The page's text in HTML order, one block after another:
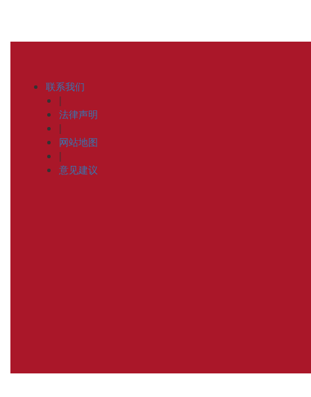
联系我们
|
法律声明
|
网站地图
|
意见建议